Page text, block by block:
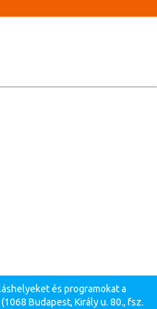
és programokat a
(1068 Budapest, Király u. 80., fsz.